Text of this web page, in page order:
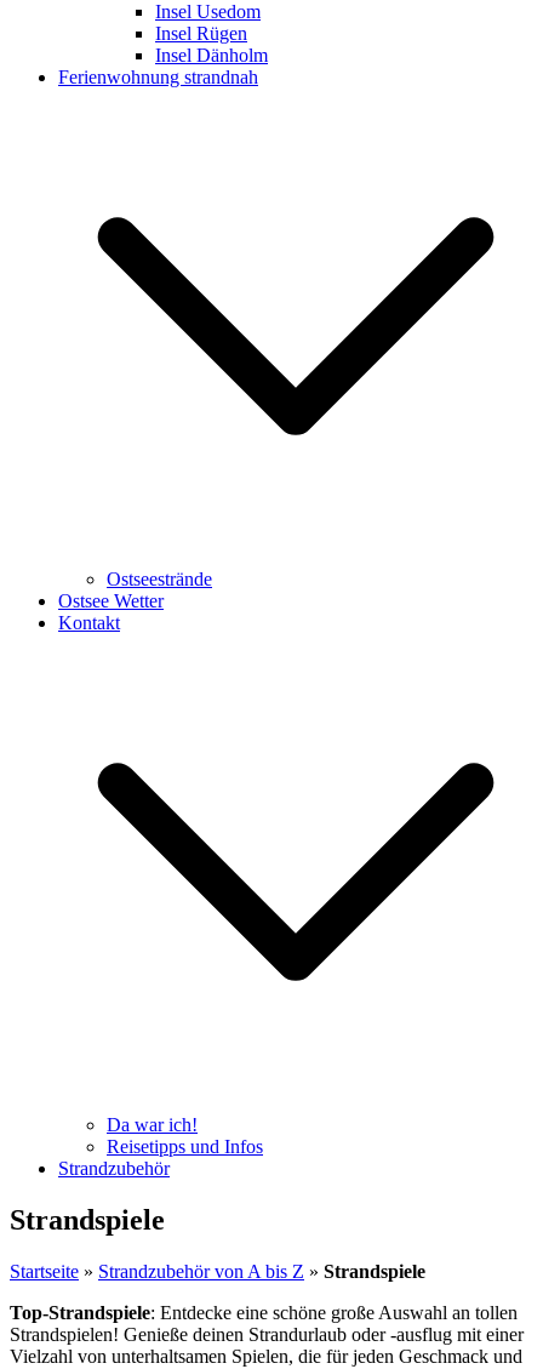
Insel Usedom
Insel Rügen
Insel Dänholm
Ferienwohnung strandnah
Ostseestrände
Ostsee Wetter
Kontakt
Da war ich!
Reisetipps und Infos
Strandzubehör
Strandspiele
Startseite » Strandzubehör von A bis Z » Strandspiele
Top-Strandspiele: Entdecke eine schöne große Auswahl an tollen
Strandspielen! Genieße deinen Strandurlaub oder -ausflug mit einer
Vielzahl von unterhaltsamen Spielen, die für jeden Geschmack und